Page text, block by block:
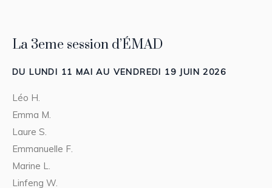
La 3eme session d’ÉMAD
DU LUNDI 11 MAI AU VENDREDI 19 JUIN 2026
Léo H.
Emma M.
Laure S.
Emmanuelle F.
Marine L.
Linfeng W.